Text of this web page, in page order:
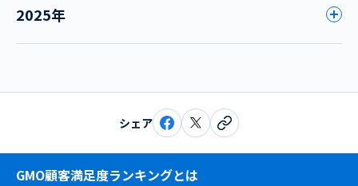
2025年
シェア
GMO顧客満足度ランキングとは